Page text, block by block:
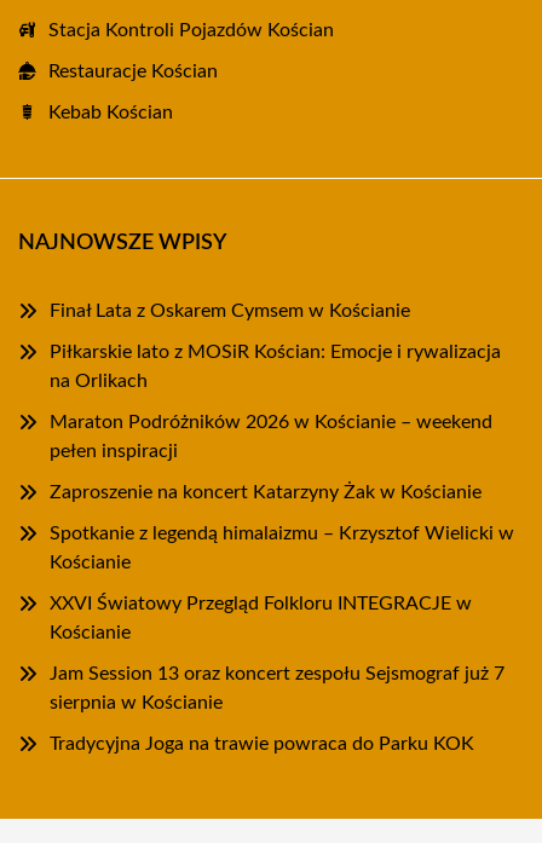
Stacja Kontroli Pojazdów Kościan
Restauracje Kościan
Kebab Kościan
NAJNOWSZE WPISY
Finał Lata z Oskarem Cymsem w Kościanie
Piłkarskie lato z MOSiR Kościan: Emocje i rywalizacja
na Orlikach
Maraton Podróżników 2026 w Kościanie – weekend
pełen inspiracji
Zaproszenie na koncert Katarzyny Żak w Kościanie
Spotkanie z legendą himalaizmu – Krzysztof Wielicki w
Kościanie
XXVI Światowy Przegląd Folkloru INTEGRACJE w
Kościanie
Jam Session 13 oraz koncert zespołu Sejsmograf już 7
sierpnia w Kościanie
Tradycyjna Joga na trawie powraca do Parku KOK